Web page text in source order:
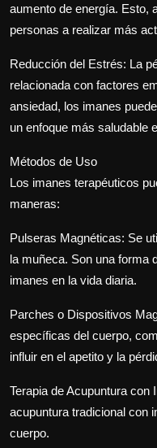
aumento de energía. Esto,
personas a realizar más
Reducción del Estrés: La
relacionada con factores
ansiedad, los imanes
un enfoque más saludable
Métodos de Uso
Los imanes terapéuticos
maneras:
Pulseras Magnéticas: Se
la muñeca. Son una forma
imanes en la vida diaria.
Parches o Dispositivos
específicas del cuerpo,
influir en el apetito y la
Terapia de Acupuntura
acupuntura tradicional con
cuerpo.